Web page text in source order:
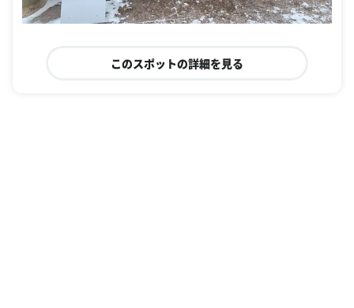
このスポットの詳細を見る